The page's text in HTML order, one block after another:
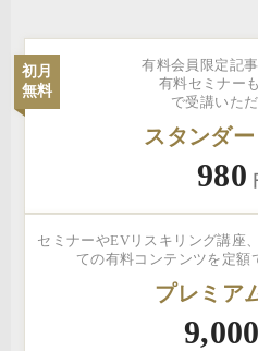
有料会員限定記
有料セミナー
で受講いただ
初月
無料
スタンダ
980
セミナーやEVリスキリング講座
ての有料コンテンツを定額
プレミア
9,000